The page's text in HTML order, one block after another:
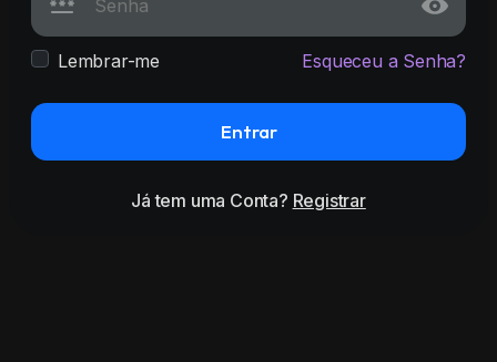
Lembrar-me Esqueceu a Senha?
Entrar
Já tem uma Conta? Registrar